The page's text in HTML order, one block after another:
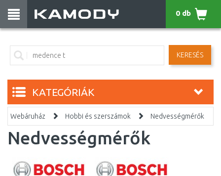
KERESÉS
0 db
KATEGÓRIÁK
Webáruház Hobbi és szerszámok Nedvességmérők
Nedvességmérők